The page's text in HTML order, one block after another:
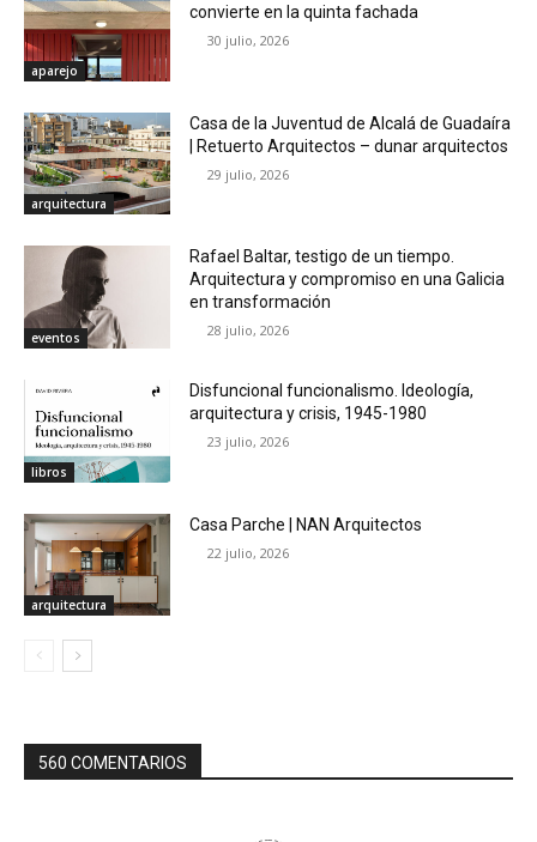
aparejo
convierte en la quinta fachada
30 julio, 2026
arquitectura
Casa de la Juventud de Alcalá de Guadaíra
| Retuerto Arquitectos – dunar arquitectos
29 julio, 2026
eventos
Rafael Baltar, testigo de un tiempo.
Arquitectura y compromiso en una Galicia
en transformación
28 julio, 2026
libros
Disfuncional funcionalismo. Ideología,
arquitectura y crisis, 1945-1980
23 julio, 2026
arquitectura
Casa Parche | NAN Arquitectos
22 julio, 2026
560 COMENTARIOS